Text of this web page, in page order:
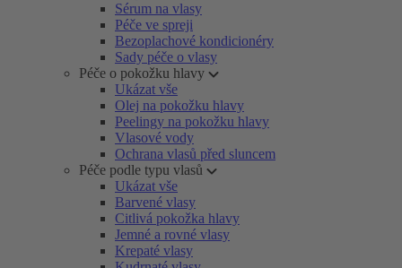
Sérum na vlasy
Péče ve spreji
Bezoplachové kondicionéry
Sady péče o vlasy
Péče o pokožku hlavy
Ukázat vše
Olej na pokožku hlavy
Peelingy na pokožku hlavy
Vlasové vody
Ochrana vlasů před sluncem
Péče podle typu vlasů
Ukázat vše
Barvené vlasy
Citlivá pokožka hlavy
Jemné a rovné vlasy
Krepaté vlasy